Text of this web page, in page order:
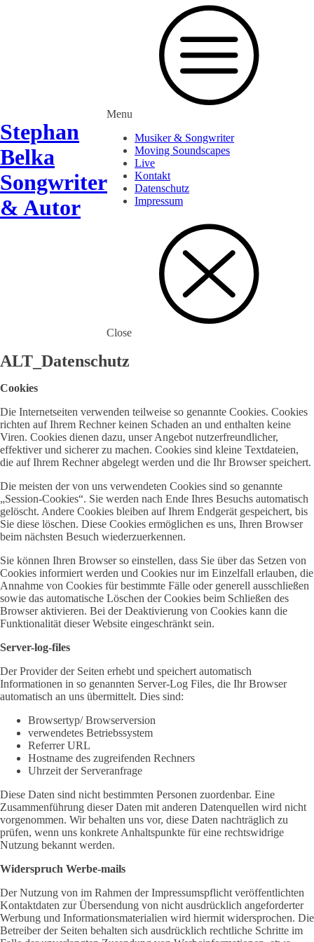
Stephan
Belka
Songwriter
& Autor
Menu
Musiker & Songwriter
Moving Soundscapes
Live
Kontakt
Datenschutz
Impressum
Close
ALT_Datenschutz
Cookies
Die Internetseiten verwenden teilweise so genannte Cookies. Cookies
richten auf Ihrem Rechner keinen Schaden an und enthalten keine
Viren. Cookies dienen dazu, unser Angebot nutzerfreundlicher,
effektiver und sicherer zu machen. Cookies sind kleine Textdateien,
die auf Ihrem Rechner abgelegt werden und die Ihr Browser speichert.
Die meisten der von uns verwendeten Cookies sind so genannte
„Session-Cookies“. Sie werden nach Ende Ihres Besuchs automatisch
gelöscht. Andere Cookies bleiben auf Ihrem Endgerät gespeichert, bis
Sie diese löschen. Diese Cookies ermöglichen es uns, Ihren Browser
beim nächsten Besuch wiederzuerkennen.
Sie können Ihren Browser so einstellen, dass Sie über das Setzen von
Cookies informiert werden und Cookies nur im Einzelfall erlauben, die
Annahme von Cookies für bestimmte Fälle oder generell ausschließen
sowie das automatische Löschen der Cookies beim Schließen des
Browser aktivieren. Bei der Deaktivierung von Cookies kann die
Funktionalität dieser Website eingeschränkt sein.
Server-log-files
Der Provider der Seiten erhebt und speichert automatisch
Informationen in so genannten Server-Log Files, die Ihr Browser
automatisch an uns übermittelt. Dies sind:
Browsertyp/ Browserversion
verwendetes Betriebssystem
Referrer URL
Hostname des zugreifenden Rechners
Uhrzeit der Serveranfrage
Diese Daten sind nicht bestimmten Personen zuordenbar. Eine
Zusammenführung dieser Daten mit anderen Datenquellen wird nicht
vorgenommen. Wir behalten uns vor, diese Daten nachträglich zu
prüfen, wenn uns konkrete Anhaltspunkte für eine rechtswidrige
Nutzung bekannt werden.
Widerspruch Werbe-mails
Der Nutzung von im Rahmen der Impressumspflicht veröffentlichten
Kontaktdaten zur Übersendung von nicht ausdrücklich angeforderter
Werbung und Informationsmaterialien wird hiermit widersprochen. Die
Betreiber der Seiten behalten sich ausdrücklich rechtliche Schritte im